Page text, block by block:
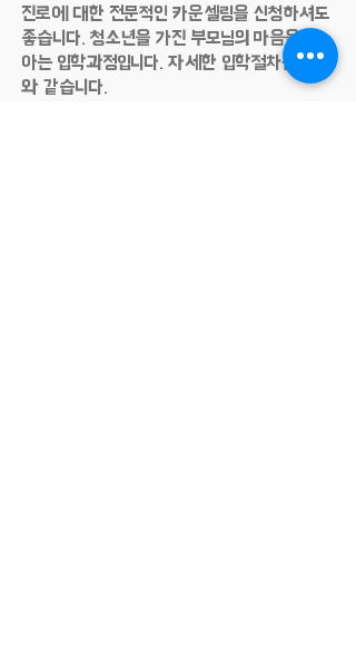
진로에 대한 전문적인 카운셀링을 신청하셔도
좋습니다. 청소년을 가진 부모님의 마음을 잘
아는 입학과정입니다. 자세한 입학절차는 아래
와 같습니다.